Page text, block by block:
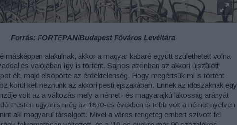
Forrás: FORTEPAN/Budapest Főváros Levéltára
másképpen alakulnak, akkor a magyar kabaré együtt születhetett volna
és valójában így is történt. Sajnos azonban az akkori újszülött
élt, majd elsöpörte az érdektelenség. Hogy megértsük mi is történt
körül kell néznünk az akkori pesti éjszakában. Ennek az időszaknak egy
volt az a változás mely a német- és magyarajkú lakosság arányát
Pesten ugyanis még az 1870-es években is több volt a német nyelven
aki magyarul társalgott. Mivel a város rengeteg embert szívott fel